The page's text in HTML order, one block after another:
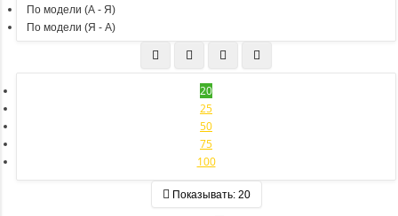
По модели (A - Я)
По модели (Я - A)
20
25
50
75
100
Показывать: 20